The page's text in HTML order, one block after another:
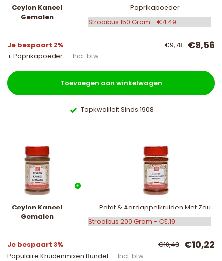
Ceylon Kaneel
Gemalen
Paprikapoeder
Je bespaart 2% €9,78 €9,56
+ Paprikapoeder Incl. btw
Toevoegen aan winkelwagen
Topkwaliteit Sinds 1908
Ceylon Kaneel
Gemalen
Patat & Aardappelkruiden Met Zout
Je bespaart 3% €10,48 €10,22
Populaire Kruidenmixen Bundel Incl. btw